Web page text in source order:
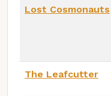
Lost Cosmonauts
The Leafcutter